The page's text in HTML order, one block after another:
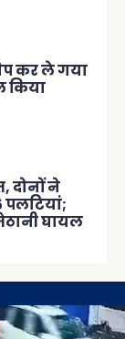
कर ले गया
किया
दोनों ने
जेठानी घायल